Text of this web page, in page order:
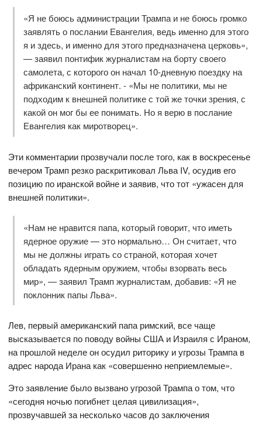
«Я не боюсь администрации Трампа и не боюсь громко
заявлять о послании Евангелия, ведь именно для этого
я и здесь, и именно для этого предназначена церковь»,
— заявил понтифик журналистам на борту своего
самолета, с которого он начал 10-дневную поездку на
африканский континент. - «Мы не политики, мы не
подходим к внешней политике с той же точки зрения, с
какой он мог бы ее понимать. Но я верю в послание
Евангелия как миротворец».
Эти комментарии прозвучали после того, как в воскресенье
вечером Трамп резко раскритиковал Льва IV, осудив его
позицию по иранской войне и заявив, что тот «ужасен для
внешней политики».
«Нам не нравится папа, который говорит, что иметь
ядерное оружие — это нормально… Он считает, что
мы не должны играть со страной, которая хочет
обладать ядерным оружием, чтобы взорвать весь
мир», — заявил Трамп журналистам, добавив: «Я не
поклонник папы Льва».
Лев, первый американский папа римский, все чаще
высказывается по поводу войны США и Израиля с Ираном,
на прошлой неделе он осудил риторику и угрозы Трампа в
адрес народа Ирана как «совершенно неприемлемые».
Это заявление было вызвано угрозой Трампа о том, что
«сегодня ночью погибнет целая цивилизация»,
прозвучавшей за несколько часов до заключения